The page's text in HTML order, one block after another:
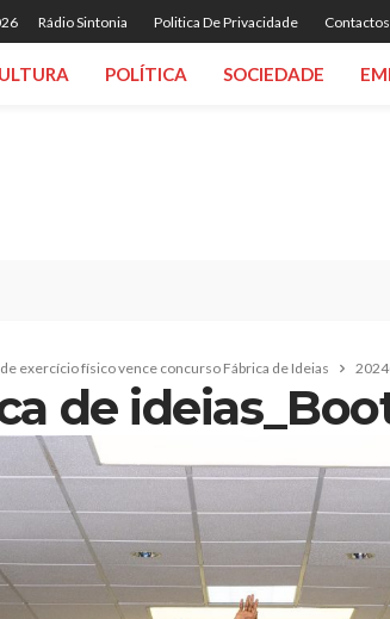
Rádio Sintonia Politica De Privacidade Contactos
POLÍTICA SOCIEDADE
exercício físico vence concurso Fábrica de Ideias
de